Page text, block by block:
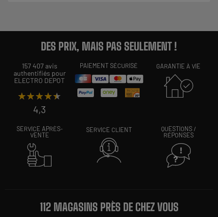
DES PRIX, MAIS PAS SEULEMENT !
157 407 avis
authentifiés pour
ELECTRO DEPOT
★★★★★
★★★★★
4,3
PAIEMENT SÉCURISÉ GARANTIE À VIE
SERVICE APRÈS-
VENTE
SERVICE CLIENT
QUESTIONS /
RÉPONSES
112 MAGASINS PRÈS DE CHEZ VOUS